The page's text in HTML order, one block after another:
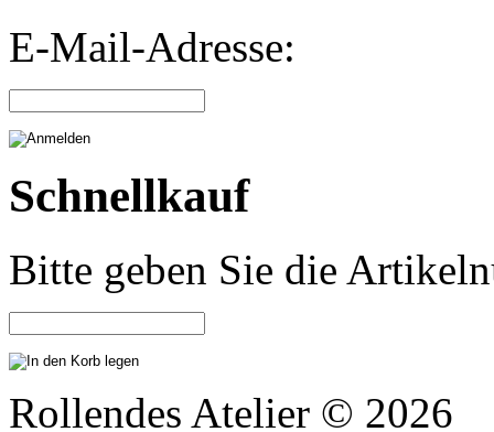
E-Mail-Adresse:
Schnellkauf
Bitte geben Sie die
Rollendes Atelier © 2026